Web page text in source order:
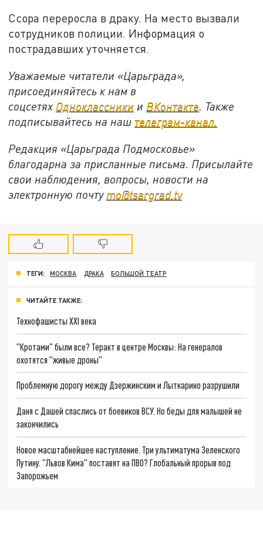
Ссора переросла в драку. На место вызвали
сотрудников полиции. Информация о
пострадавших уточняется.
Уважаемые читатели «Царьграда»,
присоединяйтесь к нам в
соцсетях Одноклассники и ВКонтакте. Также
подписывайтесь на наш телеграм-канал.
Редакция «Царьграда Подмосковье»
благодарна за присланные письма. Присылайте
свои наблюдения, вопросы, новости на
электронную почту mo@tsargrad.tv
ТЕГИ: МОСКВА ДРАКА БОЛЬШОЙ ТЕАТР
ЧИТАЙТЕ ТАКЖЕ:
Технофашисты XXI века
"Кротами" были все? Теракт в центре Москвы: На генералов
охотятся "живые дроны"
Проблемную дорогу между Дзержинским и Лыткарино разрушили
Даня с Дашей спаслись от боевиков ВСУ. Но беды для малышей не
закончились
Новое масштабнейшее наступление. Три ультиматума Зеленского
Путину. "Львов Кима" поставят на ПВО? Глобальный прорыв под
Запорожьем